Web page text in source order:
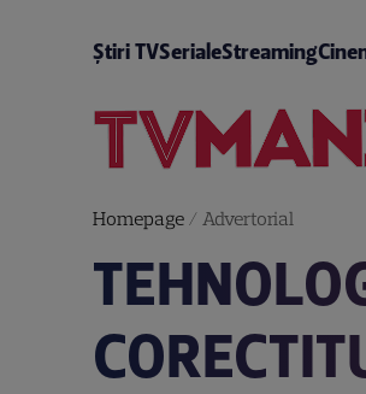
Știri TVSerialeStreaming
Homepage/ Advertorial